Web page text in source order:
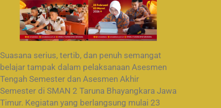
Suasana serius, tertib, dan penuh semangat
belajar tampak dalam pelaksanaan Asesmen
Tengah Semester dan Asesmen Akhir
Semester di SMAN 2 Taruna Bhayangkara Jawa
Timur. Kegiatan yang berlangsung mulai 23